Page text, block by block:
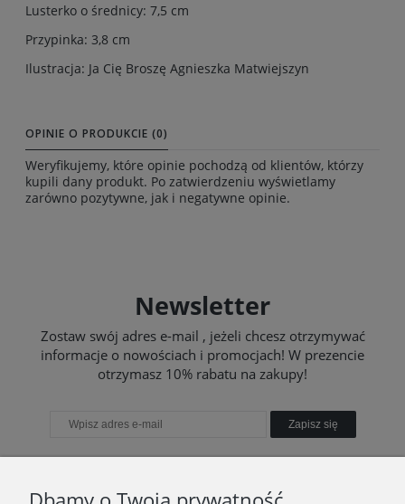
Lusterko o średnicy: 7,5 cm
Przypinka: 3,8 cm
Ilustracja: Ja Cię Broszę Agnieszka Matwiejszyn
OPINIE O PRODUKCIE (0)
Weryfikujemy, które opinie pochodzą od klientów, którzy
kupili dany produkt. Po zatwierdzeniu wyświetlamy
zarówno pozytywne, jak i negatywne opinie.
Newsletter
Zostaw swój adres e-mail , jeżeli chcesz otrzymywać
informacje o nowościach i promocjach! W prezencie
otrzymasz 10% rabatu na zakupy!
Zapisz się